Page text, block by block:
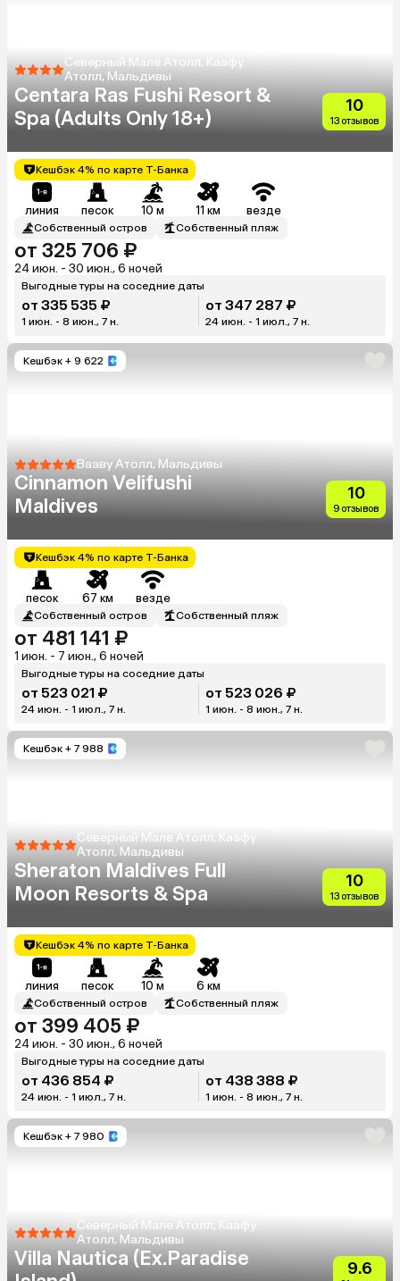
Северный Мале Атолл, Каафу
Атолл, Мальдивы
Centara Ras Fushi Resort &
Spa (Adults Only 18+)
10
13 отзывов
Кешбэк 4% по карте Т-Банка
линия песок 10 м 11 км везде
Собственный остров Собственный пляж
от 325 706 ₽
24 июн. - 30 июн., 6 ночей
Выгодные туры на соседние даты
от 335 535 ₽
1 июн. - 8 июн., 7 н.
от 347 287 ₽
24 июн. - 1 июл., 7 н.
Кешбэк + 9 622
Вааву Атолл, Мальдивы
Cinnamon Velifushi
Maldives
10
9 отзывов
Кешбэк 4% по карте Т-Банка
песок 67 км везде
Собственный остров Собственный пляж
от 481 141 ₽
1 июн. - 7 июн., 6 ночей
Выгодные туры на соседние даты
от 523 021 ₽
24 июн. - 1 июл., 7 н.
от 523 026 ₽
1 июн. - 8 июн., 7 н.
Кешбэк + 7 988
Северный Мале Атолл, Каафу
Атолл, Мальдивы
Sheraton Maldives Full
Moon Resorts & Spa
10
13 отзывов
Кешбэк 4% по карте Т-Банка
линия песок 10 м 6 км
Собственный остров Собственный пляж
от 399 405 ₽
24 июн. - 30 июн., 6 ночей
Выгодные туры на соседние даты
от 436 854 ₽
24 июн. - 1 июл., 7 н.
от 438 388 ₽
1 июн. - 8 июн., 7 н.
Кешбэк + 7 980
Северный Мале Атолл, Каафу
Атолл, Мальдивы
Villa Nautica (Ex.Paradise
9.6